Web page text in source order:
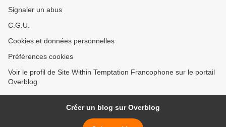
Signaler un abus
C.G.U.
Cookies et données personnelles
Préférences cookies
Voir le profil de Site Within Temptation Francophone sur le portail
Overblog
Créer un blog sur Overblog